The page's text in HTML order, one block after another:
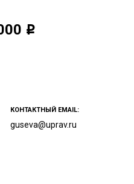
КОНТАКТНЫЙ EMAIL:
guseva@uprav.ru